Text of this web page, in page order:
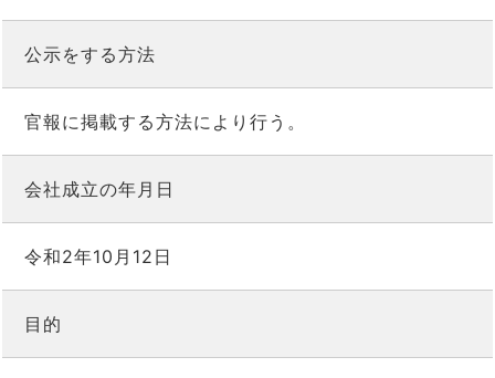
公示をする方法
官報に掲載する方法により行う。
会社成立の年月日
令和2年10月12日
目的